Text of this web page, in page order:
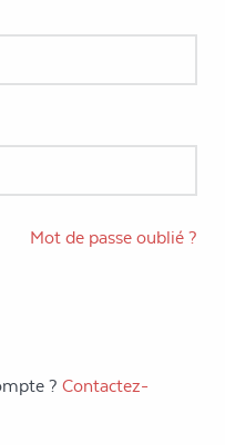
Mot de passe oublié ?
? Contactez-